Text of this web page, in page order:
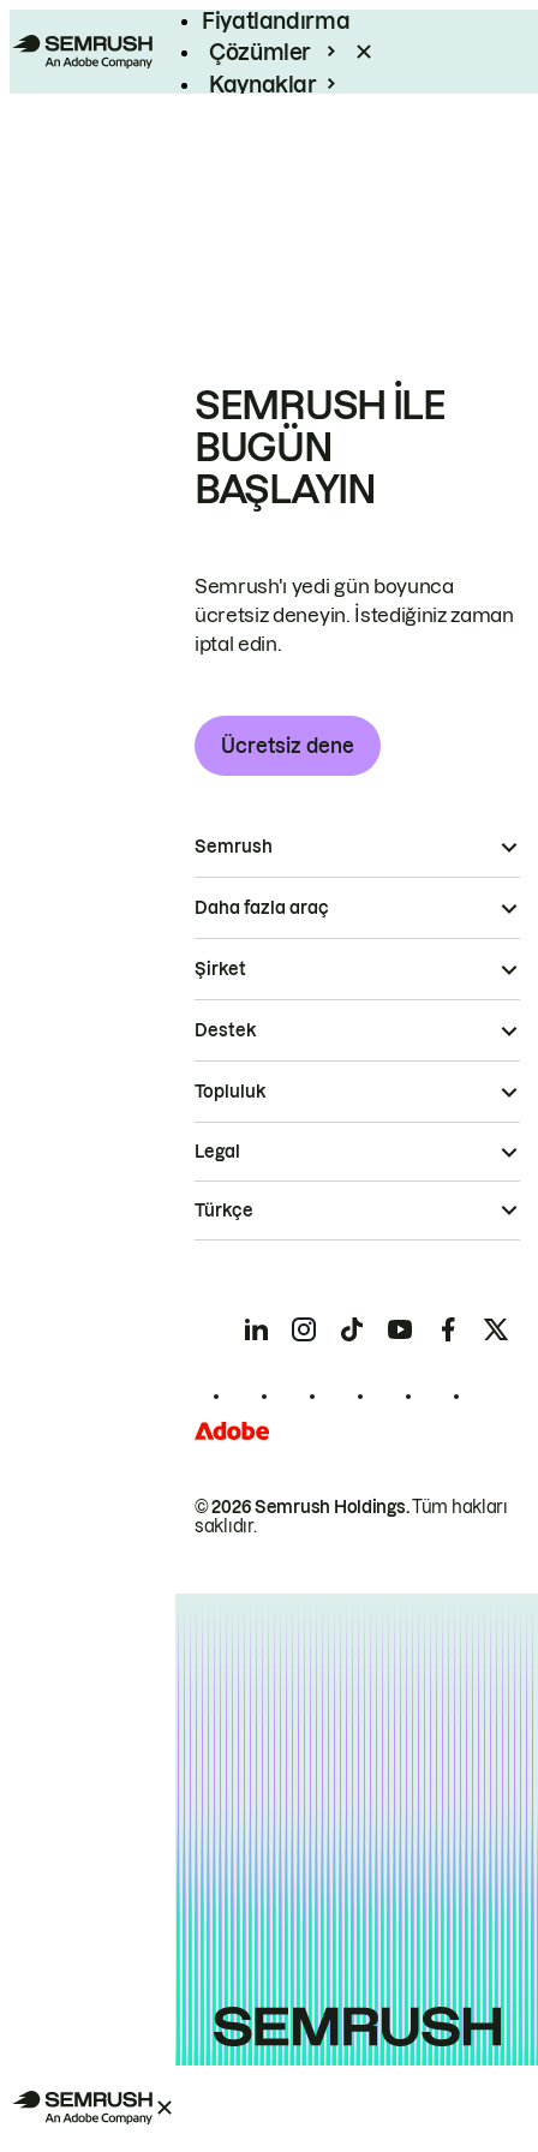
Fiyatlandırma
Çözümler
Kaynaklar
SEMRUSH ILE
BUGÜN
BAŞLAYIN
Semrush'ı yedi gün boyunca
ücretsiz deneyin. İstediğiniz zaman
iptal edin.
Ücretsiz dene
Semrush
Daha fazla araç
Şirket
Destek
Topluluk
© 2026 Semrush Holdings.Tüm hakları
saklıdır.
Legal
Türkçe